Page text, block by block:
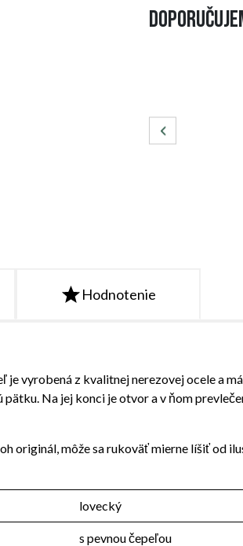
Hodnotenie
vyrobená z kvalitnej nerezovej ocele a
Na jej konci je otvor a v ňom
originál, môže sa rukoväť mierne líšiť od
lovecký
s pevnou čepeľou